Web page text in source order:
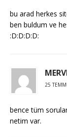
bu arad herkes
ben buldum ve
:D:D:D:D:
25
bence tüm
netim var.